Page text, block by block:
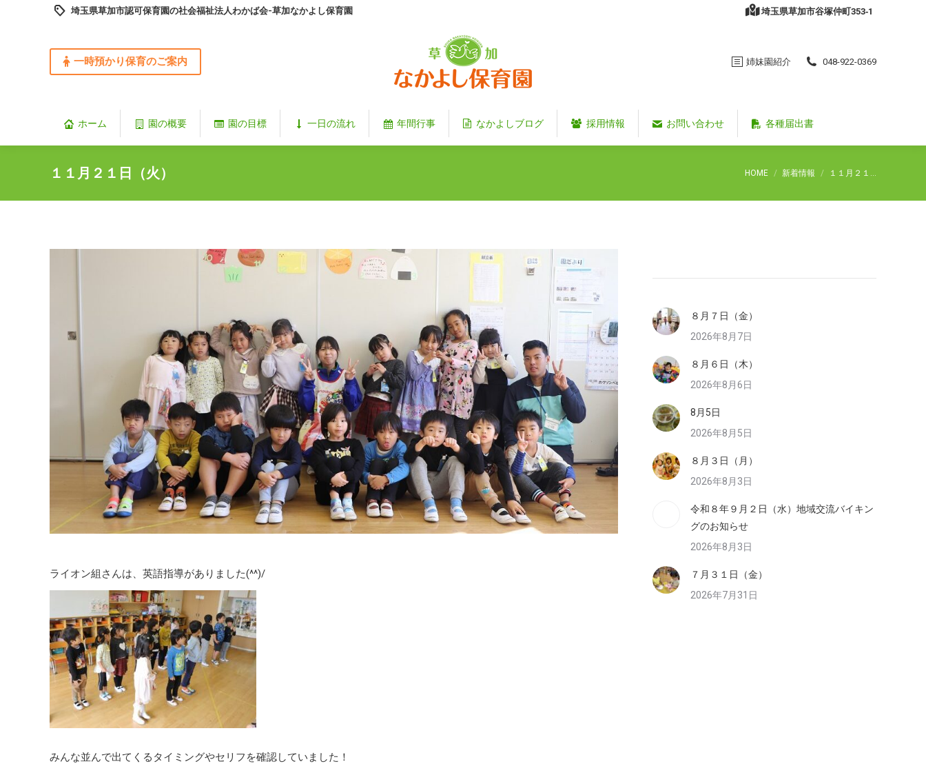
埼玉県草加市認可保育園の社会福祉法人わかば会-草加なかよし保育園 埼玉県草加市谷塚仲町353‐1
一時預かり保育のご案内 姉妹園紹介 048-922-0369
ホーム 園の概要 園の目標 一日の流れ 年間行事 なかよしブログ 採用情報 お問い合わせ 各種届出書
１１月２１日（火） You are here:
HOME 新着情報 １１月２１…
ライオン組さんは、英語指導がありました(^^)/
みんな並んで出てくるタイミングやセリフを確認していました！
８月７日（金）
2026年8月7日
８月６日（木）
2026年8月6日
8月5日
2026年8月5日
８月３日（月）
2026年8月3日
令和８年９月２日（水）地域交流バイキン
グのお知らせ
2026年8月3日
７月３１日（金）
2026年7月31日